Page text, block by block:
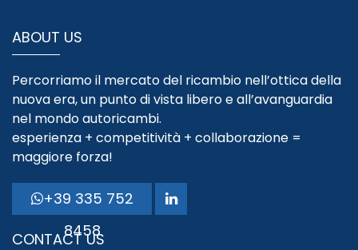
ABOUT US
Percorriamo il mercato del ricambio nell’ottica della
nuova era, un punto di vista libero e all’avanguardia
nel mondo autoricambi.
esperienza + competitività + collaborazione =
maggiore forza!
+39 335 752
8458
CONTACT US